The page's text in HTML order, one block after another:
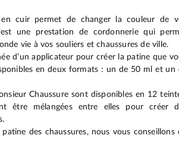
cuir permet de changer la couleur de
une prestation de cordonnerie qui
vie à vos souliers et chaussures de ville.
d’un applicateur pour créer la patine que
en deux formats : un de 50 ml et un
Chaussure sont disponibles en 12
être mélangées entre elles pour créer
des chaussures, nous vous conseillons